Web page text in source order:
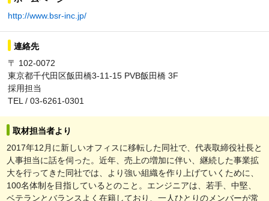
http://www.bsr-inc.jp/
連絡先
〒 102-0072
東京都千代田区飯田橋3-11-15 PVB飯田橋 3F
採用担当
TEL / 03-6261-0301
取材担当者より
2017年12月に新しいオフィスに移転した同社で、代表取締役社長と
人事担当に話を伺った。近年、売上の増加に伴い、継続した事業拡
大を行ってきた同社では、より強い組織を作り上げていくために、
100名体制を目指しているとのこと。エンジニアは、若手、中堅、
ベテランとバランスよく在籍しており、一人ひとりのメンバーが常